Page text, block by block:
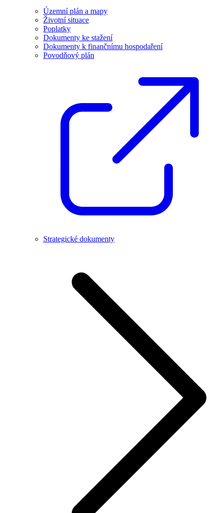
Územní plán a mapy
Životní situace
Poplatky
Dokumenty ke stažení
Dokumenty k finančnímu hospodaření
Povodňový plán
Strategické dokumenty